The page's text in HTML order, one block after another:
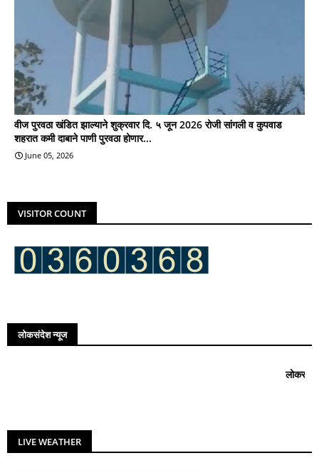
वीज पुरवठा खंडित झाल्याने शुक्रवार दि. ५ जून 2026 रोजी सांगली व कुपवाड
शहरात कमी दाबाने पाणी पुरवठा होणार...
June 05, 2026
VISITOR COUNT
लोकसंदेश न्यूज
लोकसंदेश न्यूज
LIVE WEATHER